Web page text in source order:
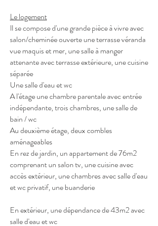
Le logement
Il se compose d'une grande pièce à vivre avec
salon/cheminée ouverte une terrasse véranda
vue maquis et mer, une salle à manger
attenante avec terrasse extérieure, une cuisine
séparée
Une salle d'eau et wc
A l'étage une chambre parentale avec entrée
indépendante, trois chambres, une salle de
bain / wc
Au deuxième étage, deux combles
aménageables
En rez de jardin, un appartement de 76m2
comprenant un salon tv, une cuisine avec
accès extérieur, une chambres avec salle d'eau
et wc privatif, une buanderie
En extérieur, une dépendance de 43m2 avec
salle d'eau et wc